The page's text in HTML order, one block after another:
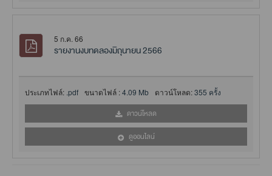
5 ก.ค. 66
รายงานงบทดลองมิถุนายน 2566
ประเภทไฟล์: .pdf ขนาดไฟล์ :4.09 Mb ดาวน์โหลด:355 ครั้ง
ดาวน์โหลด
ดูออนไลน์